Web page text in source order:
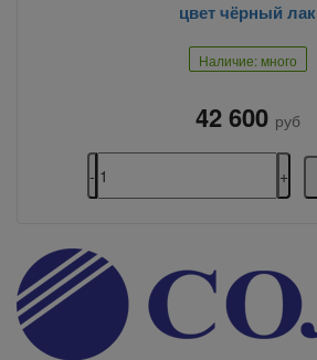
цвет чёрный лак
Наличие: много
42 600 руб